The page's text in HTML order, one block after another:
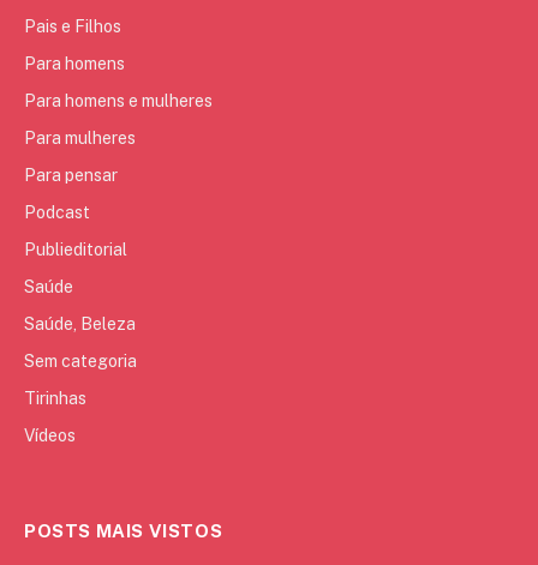
Pais e Filhos
Para homens
Para homens e mulheres
Para mulheres
Para pensar
Podcast
Publieditorial
Saúde
Saúde, Beleza
Sem categoria
Tirinhas
Vídeos
POSTS MAIS VISTOS